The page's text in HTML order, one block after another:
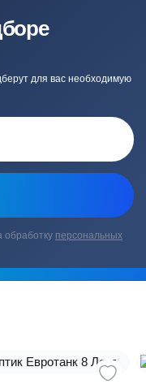
для вас необходимую
обработку персональных